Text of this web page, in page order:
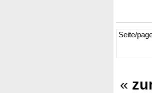
Seite/
«